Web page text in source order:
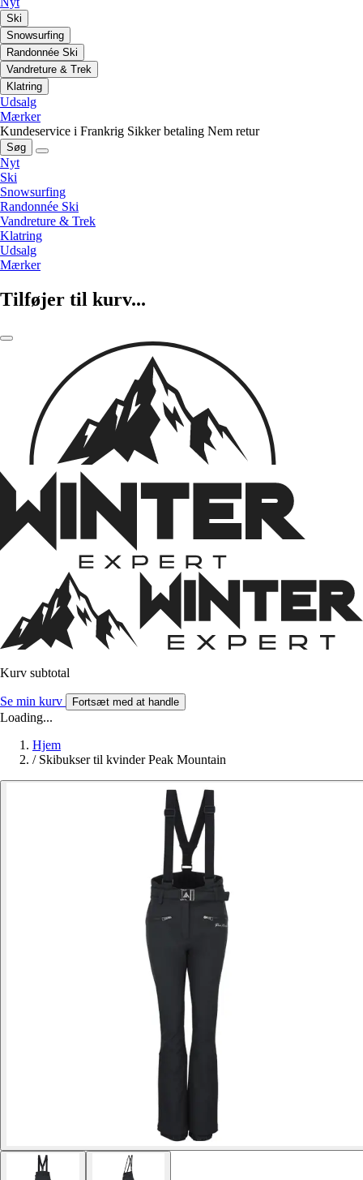
Ski
Snowsurfing
Randonnée Ski
Vandreture & Trek
Klatring
Udsalg
Mærker
Kundeservice i Frankrig Sikker betaling Nem retur
Søg
Nyt
Ski
Snowsurfing
Randonnée Ski
Vandreture & Trek
Klatring
Udsalg
Mærker
Tilføjer til kurv...
Kurv subtotal
Se min kurv Fortsæt med at handle
Loading...
Hjem
/ Skibukser til kvinder Peak Mountain